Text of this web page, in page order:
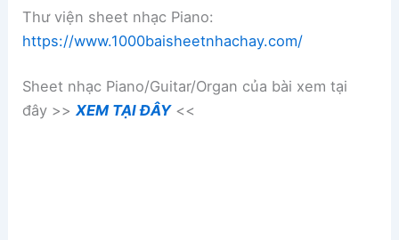
Thư viện sheet nhạc Piano:
https://www.1000baisheetnhachay.com/
Sheet nhạc Piano/Guitar/Organ của bài xem tại
đây >>XEM TẠI ĐÂY<<